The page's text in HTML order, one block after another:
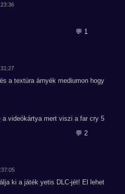
💬 1
a textúra árnyék mediumon hogy
a videókártya mert viszi a far cry 5
💬 2
ki a játék yetis DLC-jét! El lehet